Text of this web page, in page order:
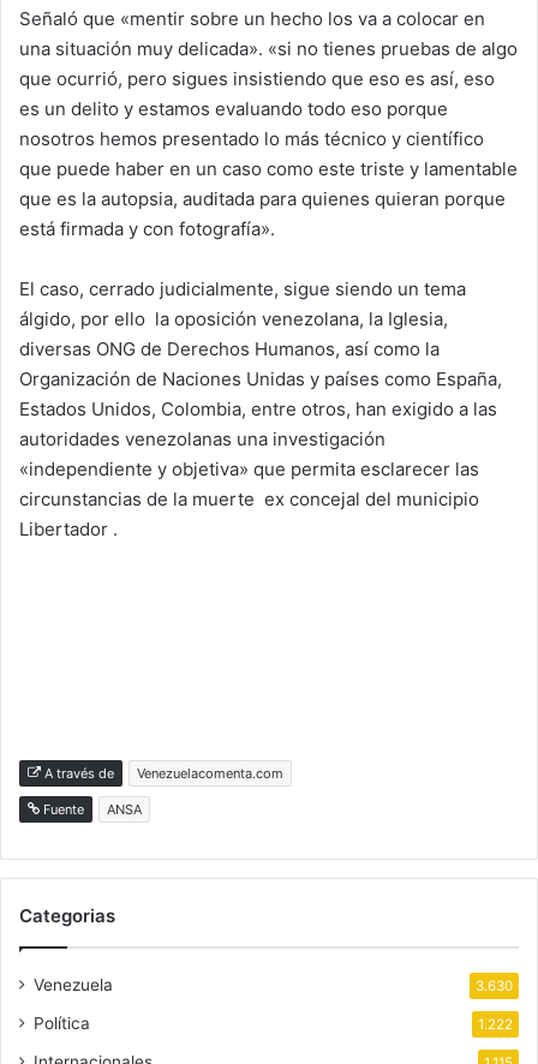
Señaló que «mentir sobre un hecho los va a colocar en
una situación muy delicada». «si no tienes pruebas de algo
que ocurrió, pero sigues insistiendo que eso es así, eso
es un delito y estamos evaluando todo eso porque
nosotros hemos presentado lo más técnico y científico
que puede haber en un caso como este triste y lamentable
que es la autopsia, auditada para quienes quieran porque
está firmada y con fotografía».
El caso, cerrado judicialmente, sigue siendo un tema
álgido, por ello la oposición venezolana, la Iglesia,
diversas ONG de Derechos Humanos, así como la
Organización de Naciones Unidas y países como España,
Estados Unidos, Colombia, entre otros, han exigido a las
autoridades venezolanas una investigación
«independiente y objetiva» que permita esclarecer las
circunstancias de la muerte ex concejal del municipio
Libertador .
A través de Venezuelacomenta.com
Fuente ANSA
Categorias
Venezuela 3.630
Política 1.222